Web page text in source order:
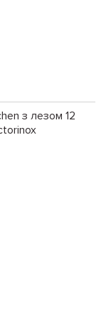
з лезом 12